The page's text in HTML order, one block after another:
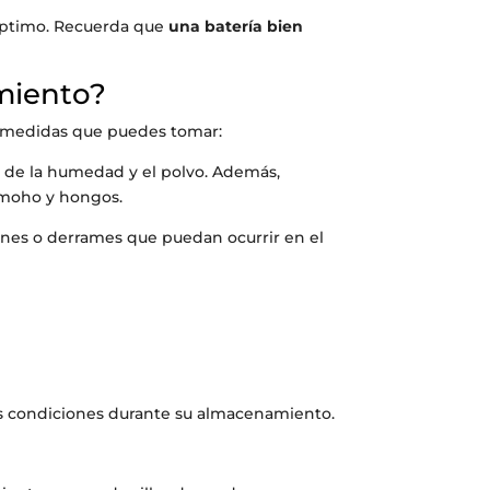
Recuerda que una batería bien
que puedes tomar:
la humedad y el polvo. Además,
y hongos.
o derrames que puedan ocurrir en el
condiciones durante su almacenamiento.